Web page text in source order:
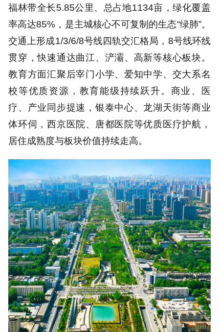
福林带全长5.85公里、总占地1134亩，绿化覆盖
率高达85%，是主城核心不可复制的生态“绿肺”。
交通上形成1/3/6/8号线四轨交汇格局，8号线环线
贯穿，快速通达曲江、浐灞、高新等核心板块。
教育方面汇聚后宰门小学、爱知中学、交大系名
校等优质资源，教育能级持续跃升。商业、医
疗、产业同步提速，银泰中心、龙湖天街等商业
体环伺，西京医院、唐都医院等优质医疗护航，
居住成熟度与板块价值持续走高。